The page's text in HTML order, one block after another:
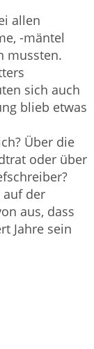
allen
-mäntel
mussten.
sich auch
blieb etwas
Über die
oder über
auf der
aus, dass
Jahre sein